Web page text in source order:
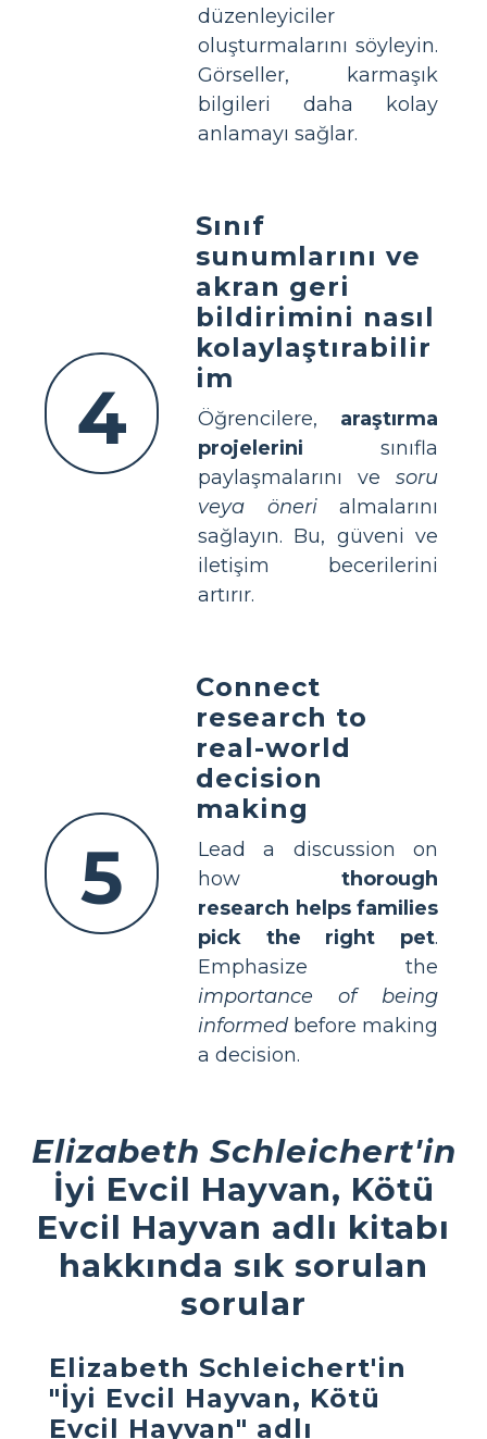
düzenleyiciler
oluşturmalarını söyleyin.
Görseller, karmaşık
bilgileri daha kolay
anlamayı sağlar.
4
Sınıf
sunumlarını ve
akran geri
bildirimini nasıl
kolaylaştırabilir
im
Öğrencilere, araştırma
projelerini sınıfla
paylaşmalarını ve soru
veya önerialmalarını
sağlayın. Bu, güveni ve
iletişim becerilerini
artırır.
5
Connect
research to
real-world
decision
making
Lead a discussion on
how thorough
research helps families
pick the right pet.
Emphasize the
importance of being
informed before making
a decision.
Elizabeth Schleichert'in
İyi Evcil Hayvan, Kötü
Evcil Hayvan adlı kitabı
hakkında sık sorulan
sorular
Elizabeth Schleichert'in
"İyi Evcil Hayvan, Kötü
Evcil Hayvan" adlı